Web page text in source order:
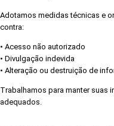
Adotamos medidas técnicas e
contra:
• Acesso não autorizado
• Divulgação indevida
• Alteração ou destruição de
Trabalhamos para manter suas
adequados.